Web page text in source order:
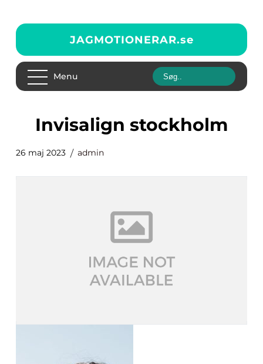
JAGMOTIONERAR.se
Menu
invisalign stockholm
26 maj 2023 admin